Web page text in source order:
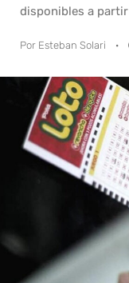
disponibles a
Por Esteban Solari ·